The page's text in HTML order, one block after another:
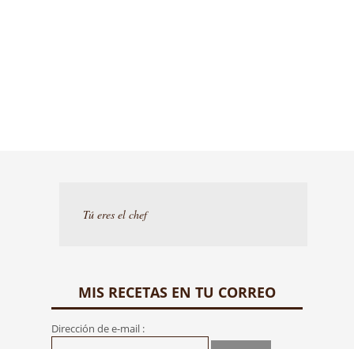
Tú eres el chef
MIS RECETAS EN TU CORREO
Dirección de e-mail :